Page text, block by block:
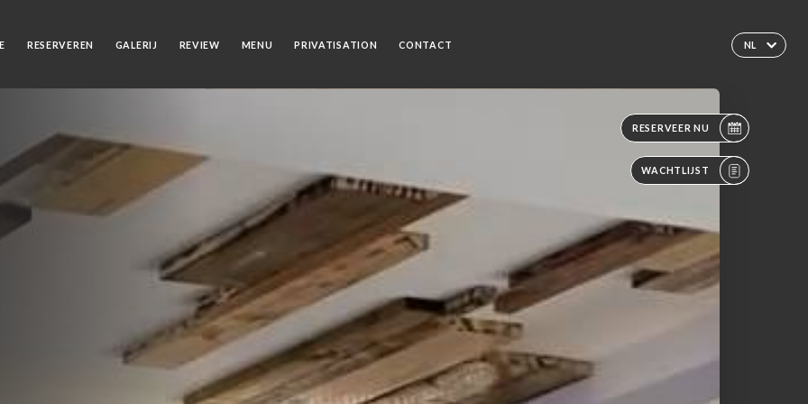
NL
RESERVEREN GALERIJ REVIEW MENU PRIVATISATION CONTACT
RESERVEER NU
WACHTLIJST